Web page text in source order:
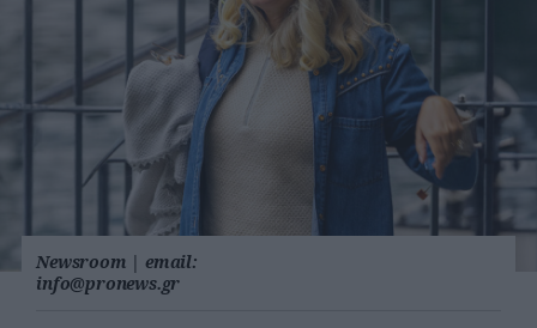
Newsroom | email:
info@pronews.gr